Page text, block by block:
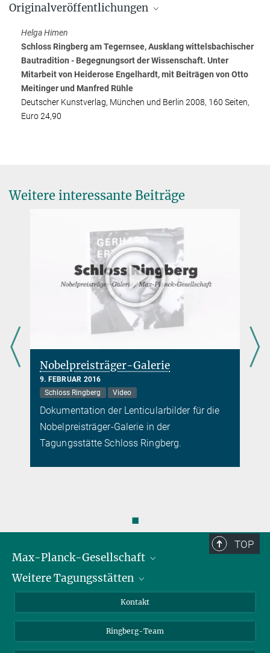
Planck-Gesellschaft
Originalveröffentlichungen
Helga Himen
Schloss Ringberg am Tegernsee, Ausklang wittelsbachischer
Bautradition - Begegnungsort der Wissenschaft. Unter
Mitarbeit von Heiderose Engelhardt, mit Beiträgen von Otto
Meitinger und Manfred Rühle
Deutscher Kunstverlag, München und Berlin 2008, 160 Seiten,
Euro 24,90
Weitere interessante Beiträge
Nobelpreisträger-Galerie
9. FEBRUAR 2016
Schloss Ringberg
Video
Dokumentation der Lenticularbilder für die
Nobelpreisträger-Galerie in der
Tagungsstätte Schloss Ringberg.
◼
TOP
Max-Planck-Gesellschaft
Karriere bei der MPG
Weitere Tagungsstätten
Max-Planck-Haus Tübingen
Max-Planck-Haus Heidelberg
Kontakt
Ringberg-Team